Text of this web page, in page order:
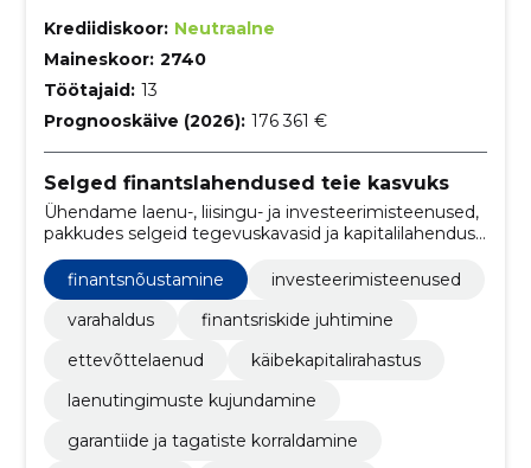
Krediidiskoor: Neutraalne
Maineskoor: 2740
Töötajaid: 13
Prognooskäive (2026): 176 361 €
Selged finantslahendused teie kasvuks
Ühendame laenu-, liisingu- ja investeerimisteenused,
pakkudes selgeid tegevuskavasid ja kapitalilahendusi.
Aitame riske juhtida ja toetame jätkusuutlikku kasvu.
finantsnõustamine
investeerimisteenused
varahaldus
finantsriskide juhtimine
ettevõttelaenud
käibekapitalirahastus
laenutingimuste kujundamine
garantiide ja tagatiste korraldamine